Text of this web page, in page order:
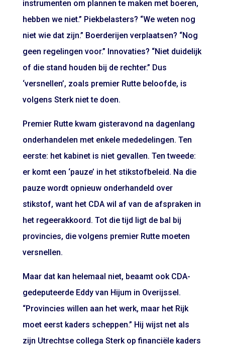
instrumenten om plannen te maken met boeren,
hebben we niet.” Piekbelasters? “We weten nog
niet wie dat zijn.” Boerderijen verplaatsen? “Nog
geen regelingen voor.” Innovaties? “Niet duidelijk
of die stand houden bij de rechter.” Dus
‘versnellen’, zoals premier Rutte beloofde, is
volgens Sterk niet te doen.
Premier Rutte kwam gisteravond na dagenlang
onderhandelen met enkele mededelingen. Ten
eerste: het kabinet is niet gevallen. Ten tweede:
er komt een ‘pauze’ in het stikstofbeleid. Na die
pauze wordt opnieuw onderhandeld over
stikstof, want het CDA wil af van de afspraken in
het regeerakkoord. Tot die tijd ligt de bal bij
provincies, die volgens premier Rutte moeten
versnellen.
Maar dat kan helemaal niet, beaamt ook CDA-
gedeputeerde Eddy van Hijum in Overijssel.
“Provincies willen aan het werk, maar het Rijk
moet eerst kaders scheppen.” Hij wijst net als
zijn Utrechtse collega Sterk op financiële kaders